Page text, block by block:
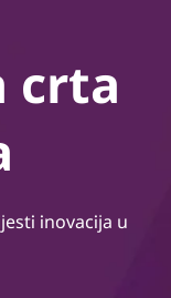
crta
inovacija u